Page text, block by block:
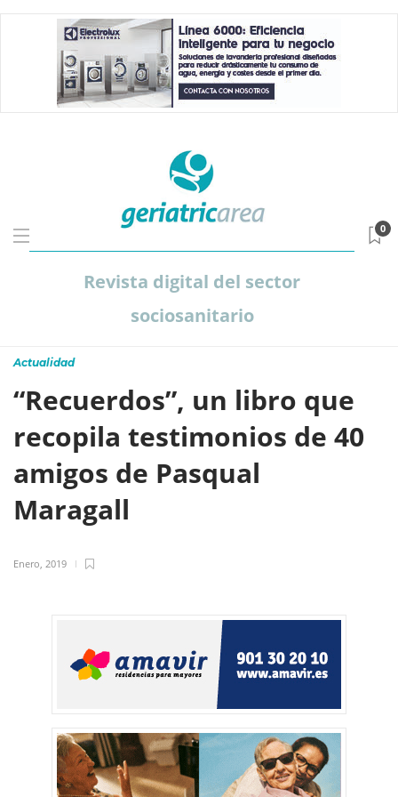
Revista digital del sector
sociosanitario
0
Actualidad
“Recuerdos”, un libro que
recopila testimonios de 40
amigos de Pasqual
Maragall
Enero, 2019